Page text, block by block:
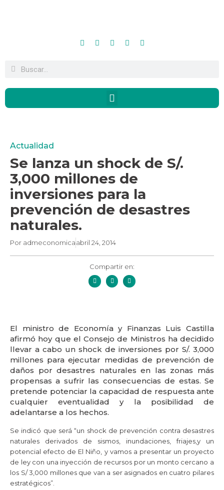
Actualidad
Se lanza un shock de S/.
3,000 millones de
inversiones para la
prevención de desastres
naturales.
Por admeconomicaabril 24, 2014
Compartir en:
El ministro de Economía y Finanzas Luis Castilla
afirmó hoy que el Consejo de Ministros ha decidido
llevar a cabo un shock de inversiones por S/. 3,000
millones para ejecutar medidas de prevención de
daños por desastres naturales en las zonas más
propensas a sufrir las consecuencias de estas. Se
pretende potenciar la capacidad de respuesta ante
cualquier eventualidad y la posibilidad de
adelantarse a los hechos.
Se indicó que será “un shock de prevención contra desastres
naturales derivados de sismos, inundaciones, friajes,y un
potencial efecto de El Niño, y vamos a presentar un proyecto
de ley con una inyección de recursos por un monto cercano a
los S/ 3,000 millones que van a ser asignados en cuatro pilares
estratégicos”.